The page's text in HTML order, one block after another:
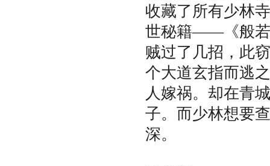
收藏了所有少林
世秘籍——《般若
贼过了几招，此
个大道玄指而逃
人嫁祸。却在青
子。而少林想要
深。